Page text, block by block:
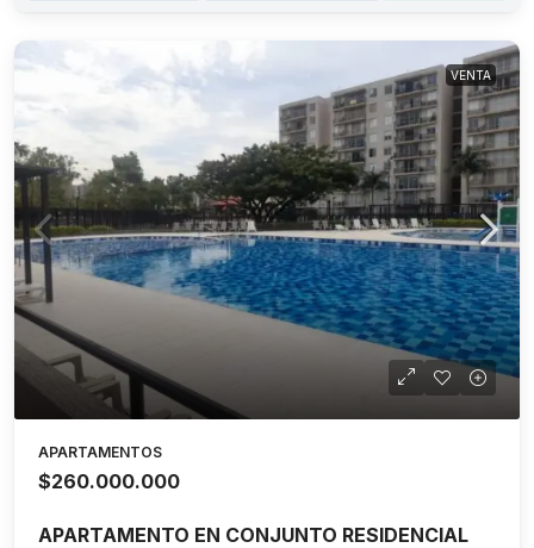
VENTA
APARTAMENTOS
$260.000.000
APARTAMENTO EN CONJUNTO RESIDENCIAL